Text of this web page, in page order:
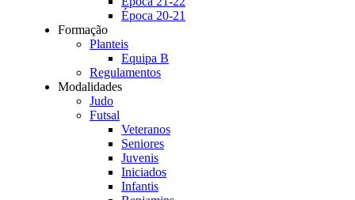
Época 20-21
Formação
Planteis
Equipa B
Regulamentos
Modalidades
Judo
Futsal
Veteranos
Seniores
Juvenis
Iniciados
Infantis